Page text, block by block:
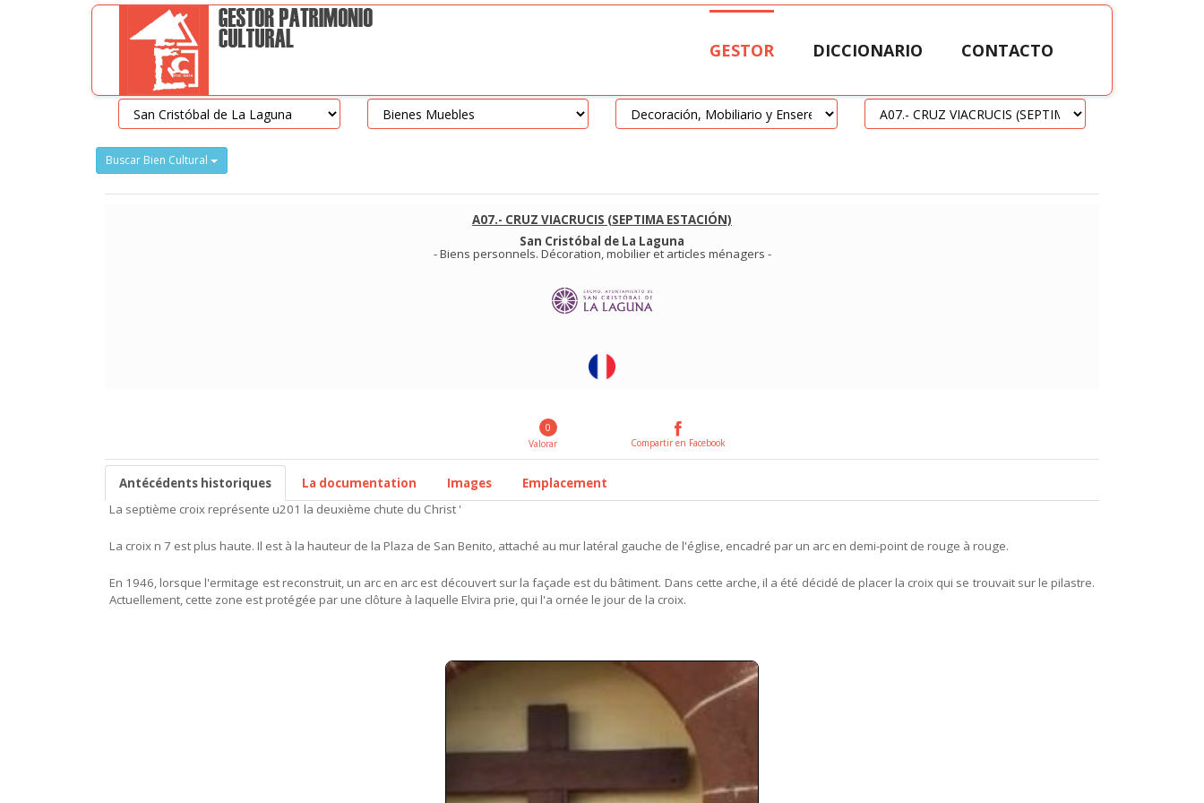
GESTOR DICCIONARIO CONTACTO
Buscar Bien Cultural
A07.- CRUZ VIACRUCIS (SEPTIMA ESTACIÓN)
San Cristóbal de La Laguna
-Biens personnels. Décoration, mobilier et articles ménagers -
0
Valorar
Compartir en Facebook
Antécédents historiques La documentation Images
Emplacement
La septième croix représente u201 la deuxième chute du Christ '
La croix n 7 est plus haute. Il est à la hauteur de la Plaza de San Benito, attaché au mur latéral gauche de l'église, encadré par un arc en demi-point de rouge à rouge.
En 1946, lorsque l'ermitage est reconstruit, un arc en arc est découvert sur la façade est du bâtiment. Dans cette arche, il a été décidé de placer la croix qui se trouvait sur le pilastre.
Actuellement, cette zone est protégée par une clôture à laquelle Elvira prie, qui l'a ornée le jour de la croix.